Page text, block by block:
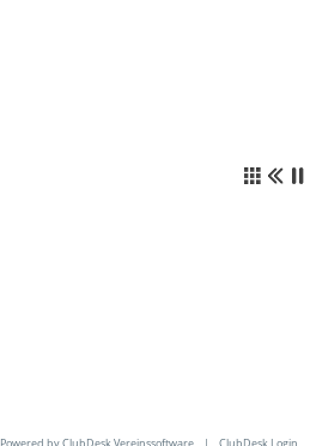
Powered by ClubDesk Vereinssoftware |ClubDesk Login